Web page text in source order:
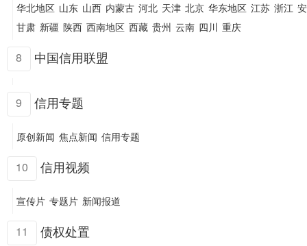
华北地区 山东 山西 内蒙古 河北 天津 北京 华东地区 江苏 浙江
甘肃 新疆 陕西 西南地区 西藏 贵州 云南 四川 重庆
8 中国信用联盟
9 信用专题
原创新闻 焦点新闻 信用专题
10 信用视频
宣传片 专题片 新闻报道
11 债权处置